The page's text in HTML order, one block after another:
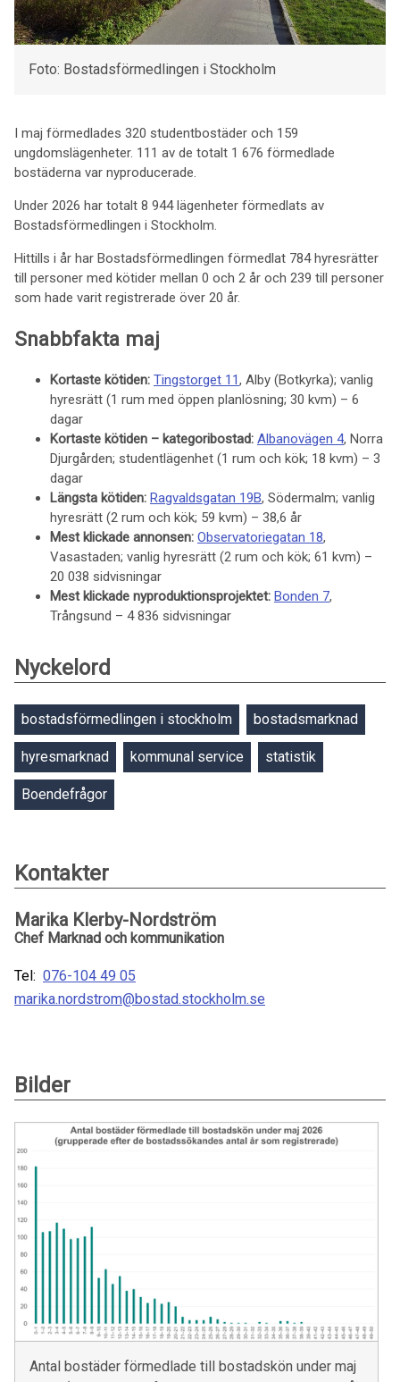
Foto: Bostadsförmedlingen i Stockholm
I maj förmedlades 320 studentbostäder och 159
ungdomslägenheter. 111 av de totalt 1 676 förmedlade
bostäderna var nyproducerade.
Under 2026 har totalt 8 944 lägenheter förmedlats av
Bostadsförmedlingen i Stockholm.
Hittills i år har Bostadsförmedlingen förmedlat 784 hyresrätter
till personer med kötider mellan 0 och 2 år och 239 till personer
som hade varit registrerade över 20 år.
Snabbfakta maj
Kortaste kötiden: Tingstorget 11, Alby (Botkyrka); vanlig
hyresrätt (1 rum med öppen planlösning; 30 kvm) – 6
dagar
Kortaste kötiden – kategoribostad: Albanovägen 4, Norra
Djurgården; studentlägenhet (1 rum och kök; 18 kvm) – 3
dagar
Längsta kötiden: Ragvaldsgatan 19B, Södermalm; vanlig
hyresrätt (2 rum och kök; 59 kvm) – 38,6 år
Mest klickade annonsen: Observatoriegatan 18,
Vasastaden; vanlig hyresrätt (2 rum och kök; 61 kvm) –
20 038 sidvisningar
Mest klickade nyproduktionsprojektet: Bonden 7,
Trångsund – 4 836 sidvisningar
Nyckelord
bostadsförmedlingen i stockholm bostadsmarknad
hyresmarknad kommunal service statistik
Boendefrågor
Kontakter
Marika Klerby-Nordström
Chef Marknad och kommunikation
Tel: 076-104 49 05
marika.nordstrom@bostad.stockholm.se
Bilder
Antal bostäder förmedlade till bostadskön under maj